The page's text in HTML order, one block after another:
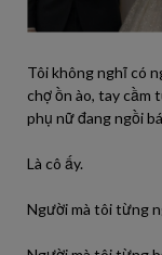
Tôi không nghĩ có
chợ ồn ào, tay cầm
phụ nữ đang ngồi
Là cô ấy.
Người mà tôi từng